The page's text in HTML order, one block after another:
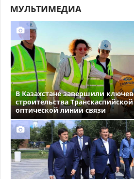
МУЛЬТИМЕДИА
В Казахстане завершили
строительства
оптической линии связи